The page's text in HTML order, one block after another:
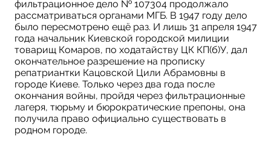
фильтрационное дело № 107304 продолжало
рассматриваться органами МГБ. В 1947 году дело
было пересмотрено ещё раз. И лишь 31 апреля 1947
года начальник Киевской городской милиции
товарищ Комаров, по ходатайству ЦК КП(б)У, дал
окончательное разрешение на прописку
репатриантки Кацовской Цили Абрамовны в
городе Киеве. Только через два года после
окончания войны, пройдя через фильтрационные
лагеря, тюрьму и бюрократические препоны, она
получила право официально существовать в
родном городе.